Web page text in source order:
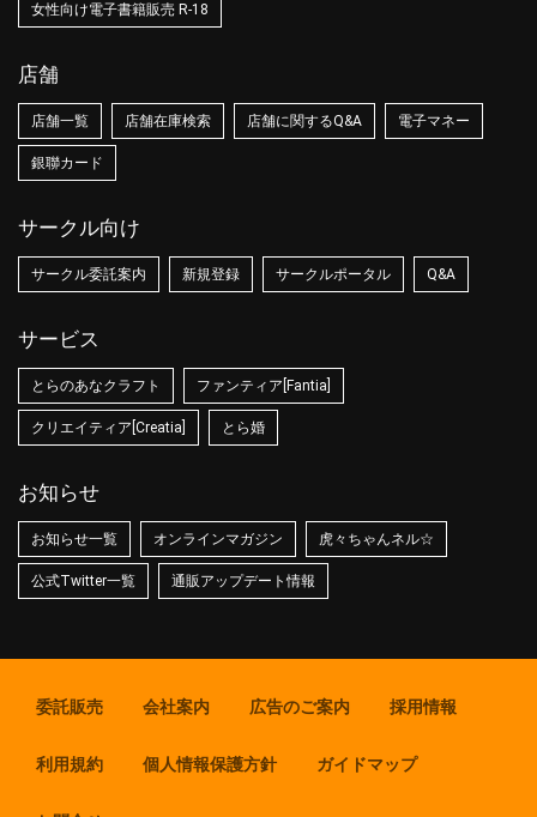
女性向け電子書籍販売 R-18
店舗
店舗一覧 店舗在庫検索 店舗に関するQ&A 電子マネー
銀聯カード
サークル向け
サークル委託案内 新規登録 サークルポータル Q&A
サービス
とらのあなクラフト ファンティア[Fantia]
クリエイティア[Creatia] とら婚
お知らせ
お知らせ一覧 オンラインマガジン 虎々ちゃんネル☆
公式Twitter一覧 通販アップデート情報
委託販売 会社案内 広告のご案内 採用情報
利用規約 個人情報保護方針 ガイドマップ